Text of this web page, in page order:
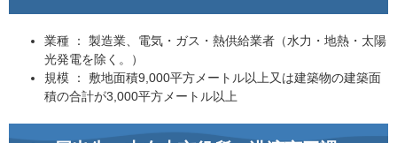
業種 ： 製造業、電気・ガス・熱供給業者（水力・地熱・太陽
光発電を除く。）
規模 ： 敷地面積9,000平方メートル以上又は建築物の建築面
積の合計が3,000平方メートル以上